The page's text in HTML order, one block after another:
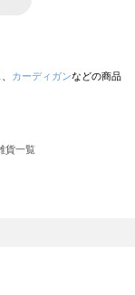
カーディガンなどの商品
貨一覧
）の雑貨一覧